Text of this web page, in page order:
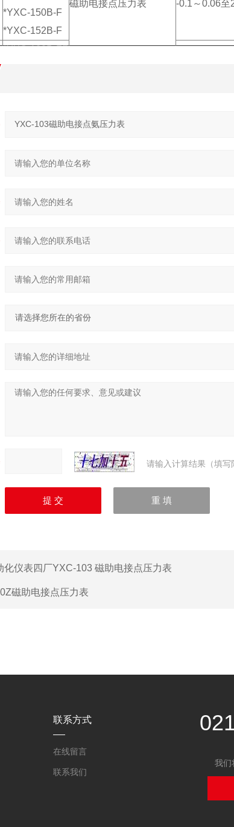
磁助电接点压力表
*YXC-150B-F
*YXC-152B-F
-0.1～0.06至
*YXC-100B-FZ
YXCG-103
隔离式磁助电接点压力表
YXCG-103-Z
请输入计算结果（填
化仪表四厂YXC-103 磁助电接点压力表
磁助电接点压力表
联系方式
在线留言
联系我们
我们